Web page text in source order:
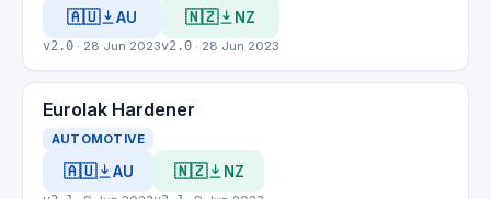
🇦🇺 AU
v2.0 · 28 Jun 2023
🇳🇿 NZ
v2.0 · 28 Jun 2023
Eurolak Hardener
AUTOMOTIVE
🇦🇺 AU 🇳🇿 NZ